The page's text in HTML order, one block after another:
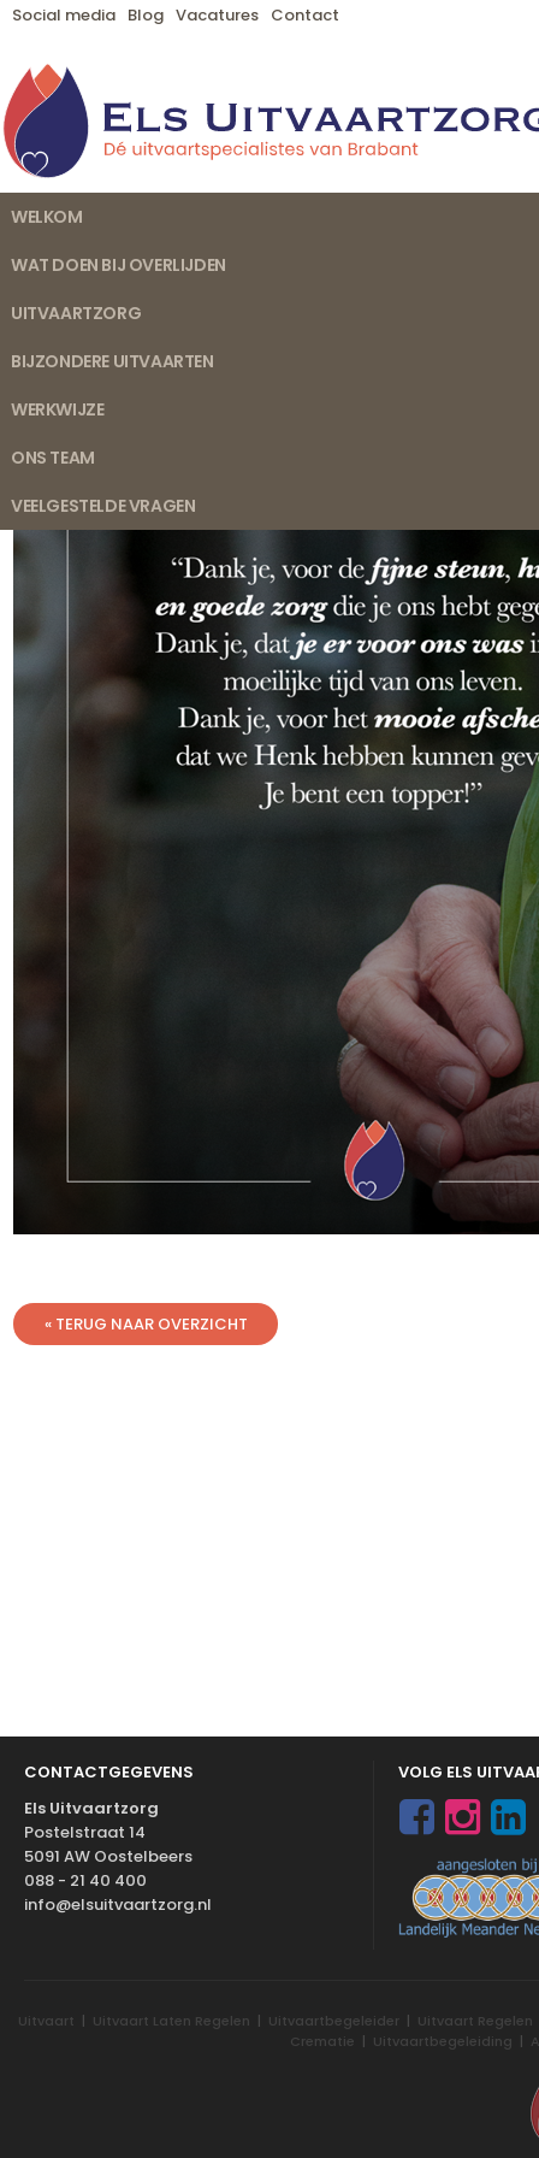
Social media Blog Vacatures Contact
WELKOM
WAT DOEN BIJ OVERLIJDEN
UITVAARTZORG
BIJZONDERE UITVAARTEN
WERKWIJZE
ONS TEAM
VEELGESTELDE VRAGEN
« TERUG NAAR OVERZICHT
CONTACTGEGEVENS
Els Uitvaartzorg
Postelstraat 14
5091 AW Oostelbeers
088 - 21 40 400
info@elsuitvaartzorg.nl
VOLG ELS
Uitvaart | Uitvaart Laten Regelen | Uitvaartbegeleider | Uitvaart Regelen
Crematie | Uitvaartbegeleiding |